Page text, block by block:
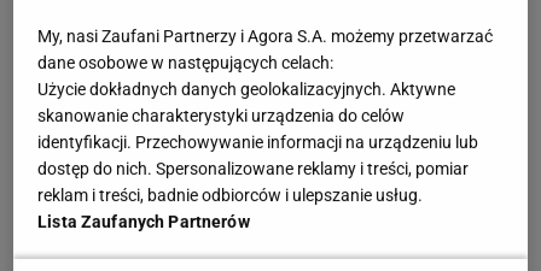
Gratulacje Świątek złożył prezydent Polski Andrzej
Duda. - Szaleństwo! Brawo! Brawo! Brawo! Iga
Świątek wygrała z argentyńską tenisistką Nadią
Podoroską 6:2, 6:1 i awansowała do finału
My, nasi Zaufani Partnerzy i Agora S.A. możemy przetwarzać
dane osobowe w następujących celach:
Użycie dokładnych danych geolokalizacyjnych. Aktywne
skanowanie charakterystyki urządzenia do celów
identyfikacji. Przechowywanie informacji na urządzeniu lub
dostęp do nich. Spersonalizowane reklamy i treści, pomiar
reklam i treści, badnie odbiorców i ulepszanie usług.
Lista Zaufanych Partnerów